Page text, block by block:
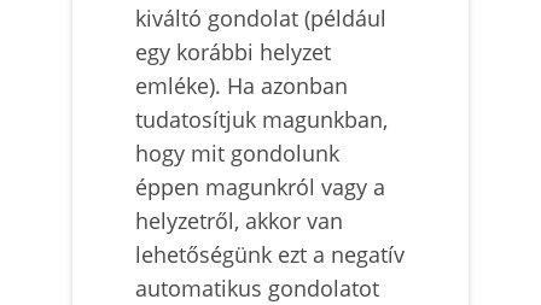
kiváltó gondolat (például
egy korábbi helyzet
emléke). Ha azonban
tudatosítjuk magunkban,
hogy mit gondolunk
éppen magunkról vagy a
helyzetről, akkor van
lehetőségünk ezt a negatív
automatikus gondolatot